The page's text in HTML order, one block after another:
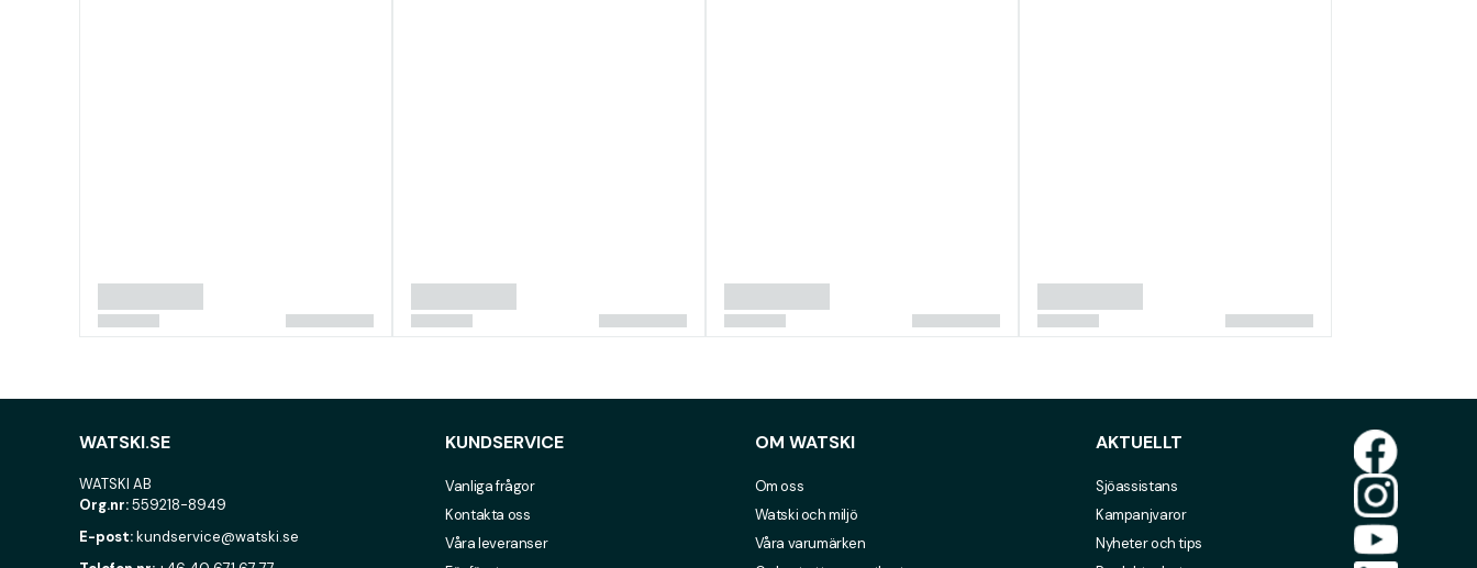
WATSKI.SE
WATSKI AB
Org.nr:559218-8949
E-post:kundservice@watski.se
KUNDSERVICE
Vanliga frågor
Kontakta oss
Våra leveranser
OM WATSKI
Om oss
Watski och miljö
Våra varumärken
AKTUELLT
Sjöassistans
Kampanjvaror
Nyheter och tips